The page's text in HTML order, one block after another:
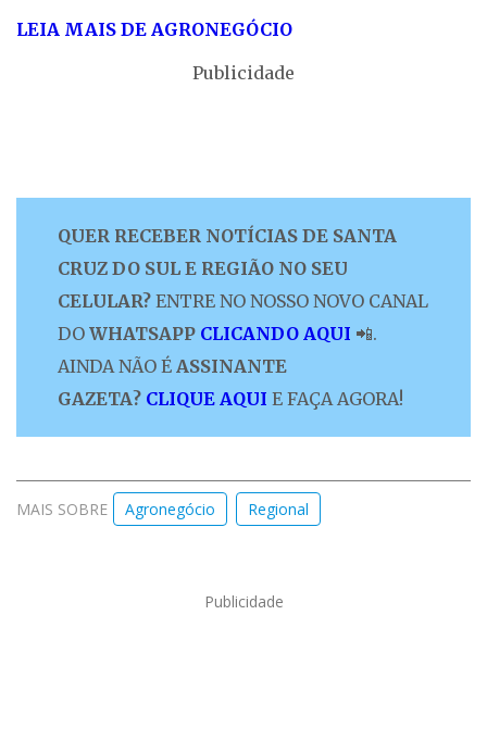
LEIA MAIS DE AGRONEGÓCIO
Publicidade
QUER RECEBER NOTÍCIAS DE SANTA
CRUZ DO SUL E REGIÃO NO SEU
CELULAR? ENTRE NO NOSSO NOVO CANAL
DO WHATSAPP CLICANDO AQUI 📲.
AINDA NÃO É ASSINANTE
GAZETA? CLIQUE AQUI E FAÇA AGORA!
MAIS SOBRE Agronegócio Regional
Publicidade